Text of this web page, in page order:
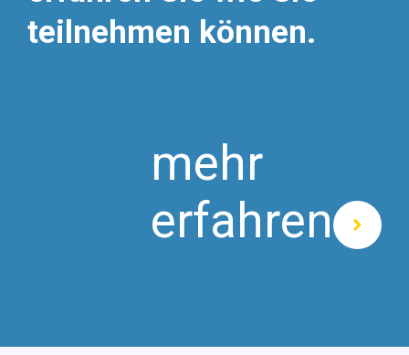
teilnehmen können.
mehr
erfahren